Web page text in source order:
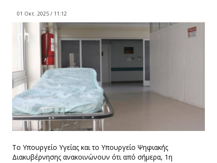
01 Οκτ. 2025 / 11:12
Το Υπουργείο Υγείας και το Υπουργείο Ψηφιακής
Διακυβέρνησης ανακοινώνουν ότι από σήμερα, 1η